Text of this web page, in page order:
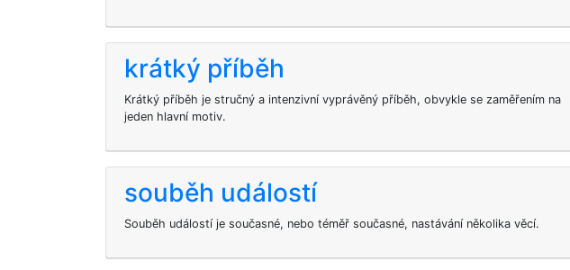
krátký příběh
Krátký příběh je stručný a intenzivní vyprávěný příběh, obvykle se zaměřením na
jeden hlavní motiv.
souběh událostí
Souběh událostí je současné, nebo téměř současné, nastávání několika věcí.